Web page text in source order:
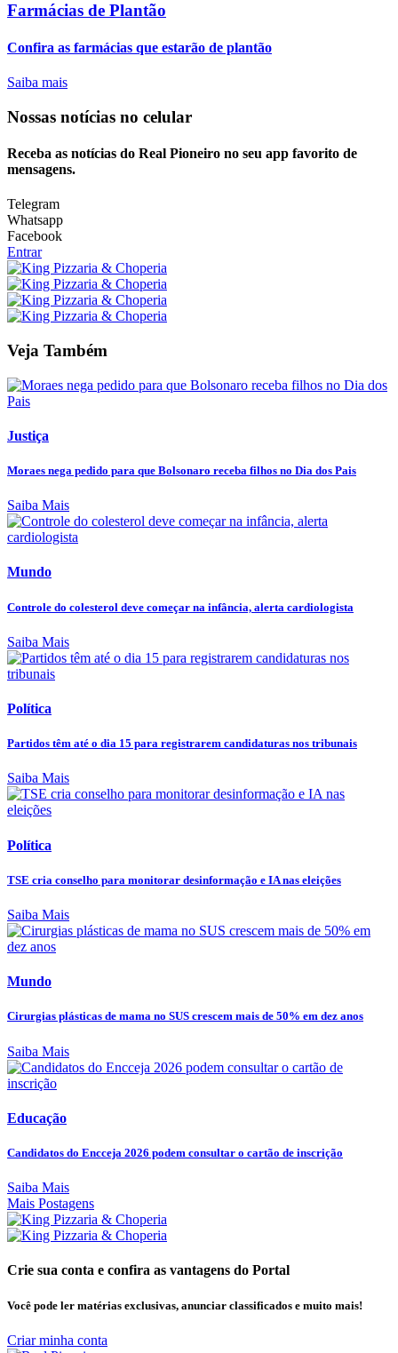
Farmácias de Plantão
Confira as farmácias que estarão de plantão
Saiba mais
Nossas notícias no celular
Receba as notícias do Real Pioneiro no seu app favorito de
mensagens.
Telegram
Whatsapp
Facebook
Entrar
Veja Também
Justiça
Moraes nega pedido para que Bolsonaro receba filhos no Dia dos Pais
Saiba Mais
Mundo
Controle do colesterol deve começar na infância, alerta cardiologista
Saiba Mais
Política
Partidos têm até o dia 15 para registrarem candidaturas nos tribunais
Saiba Mais
Política
TSE cria conselho para monitorar desinformação e IA nas eleições
Saiba Mais
Mundo
Cirurgias plásticas de mama no SUS crescem mais de 50% em dez anos
Saiba Mais
Educação
Candidatos do Encceja 2026 podem consultar o cartão de inscrição
Saiba Mais
Mais Postagens
Crie sua conta e confira as vantagens do Portal
Você pode ler matérias exclusivas, anunciar classificados e muito mais!
Criar minha conta